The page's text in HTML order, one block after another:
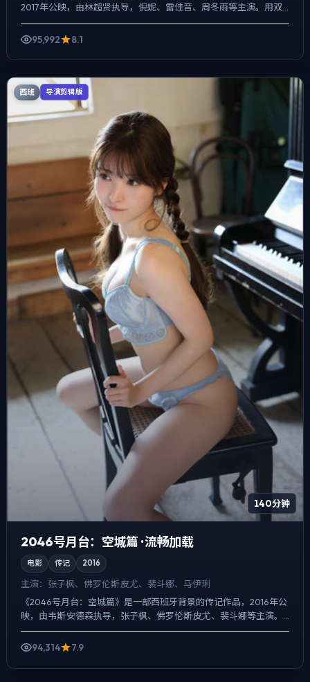
2017年公映，由林超贤执导，倪妮、雷佳音、周冬雨等主演。用双
95,992
8.1
西班 导演剪辑版
140分钟
2046号月台：空城篇 · 流畅加载
电影 传记 2016
主演： 张子枫、佛罗伦斯·皮尤、裴斗娜、马伊琍
《2046号月台：空城篇》是一部西班牙背景的传记作品，2016年公
映，由韦斯·安德森执导，张子枫、佛罗伦斯·皮尤、裴斗娜等主演。
用双线叙事把过去与现在拧成一股绳，真相并非一次性...
94,314
7.9